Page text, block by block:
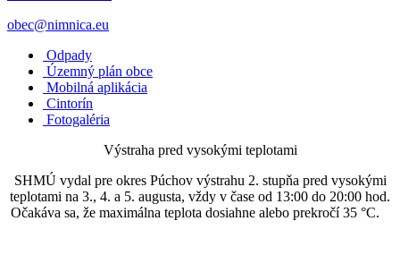
obec@nimnica.eu
Odpady
Územný plán obce
Mobilná aplikácia
Cintorín
Fotogaléria
Výstraha pred vysokými teplotami
SHMÚ vydal pre okres Púchov výstrahu 2. stupňa pred vysokými
teplotami na 3., 4. a 5. augusta, vždy v čase od 13:00 do 20:00 hod.
Očakáva sa, že maximálna teplota dosiahne alebo prekročí 35 °C.